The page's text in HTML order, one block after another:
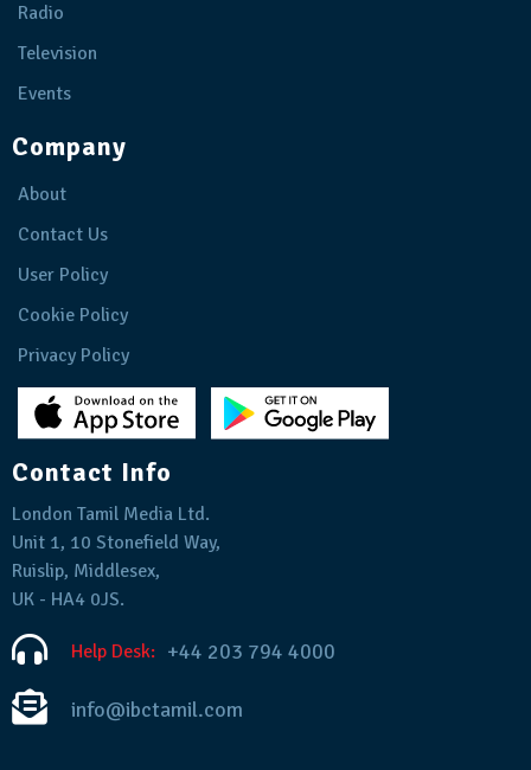
Radio
Television
Events
Company
About
Contact Us
User Policy
Cookie Policy
Privacy Policy
Contact Info
London Tamil Media Ltd.
Unit 1, 10 Stonefield Way,
Ruislip, Middlesex,
UK - HA4 0JS.
Help Desk: +44 203 794 4000
info@ibctamil.com